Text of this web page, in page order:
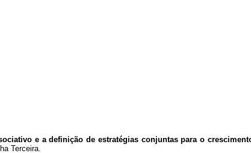
e a definição de estratégias conjuntas para o
Terceira.